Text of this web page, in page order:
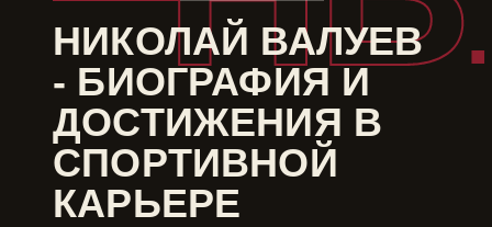
НИКОЛАЙ ВАЛУЕВ
- БИОГРАФИЯ И
ДОСТИЖЕНИЯ В
СПОРТИВНОЙ
КАРЬЕРЕ